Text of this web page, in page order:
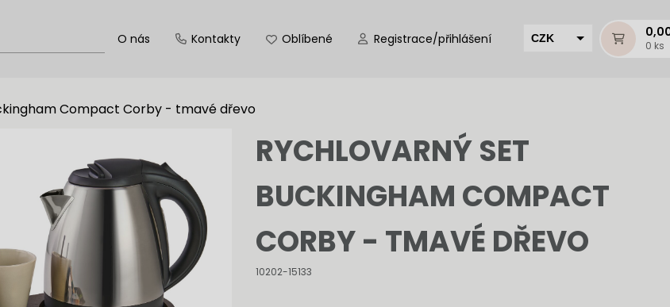
O nás Kontakty Oblíbené Registrace/přihlášení CZK
0 ks
Compact Corby - tmavé dřevo
RYCHLOVARNÝ SET
BUCKINGHAM COMPACT
CORBY - TMAVÉ DŘEVO
10202-15133